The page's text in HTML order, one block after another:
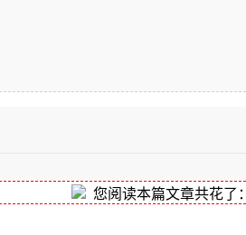
您阅读本篇文章共花了：